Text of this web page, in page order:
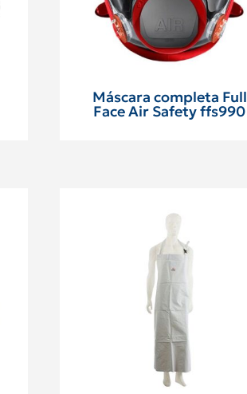
Máscara completa Full
Face Air Safety ffs990